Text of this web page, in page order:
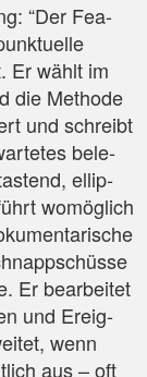
“Der Fea­
Er wählt im
die Metho­de
und schreibt
bele­
ellip­
womög­lich
Er bear­bei­tet
und Ereig­
wenn
aus – oft